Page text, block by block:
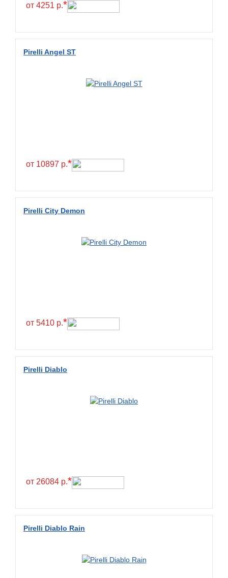
от 4251 р.*
Pirelli Angel ST
от 10897 р.*
Pirelli City Demon
от 5410 р.*
Pirelli Diablo
от 26084 р.*
Pirelli Diablo Rain